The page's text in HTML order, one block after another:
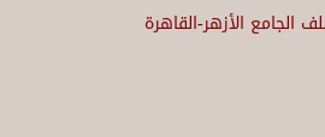
الجامع الأزهر-القاهرة